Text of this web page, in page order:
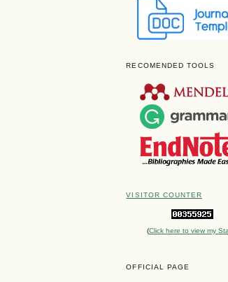
RECOMENDED TOOLS
VISITOR COUNTER
(Click here to view my
OFFICIAL PAGE